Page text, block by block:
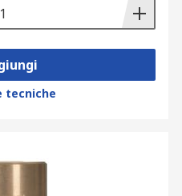
tecniche